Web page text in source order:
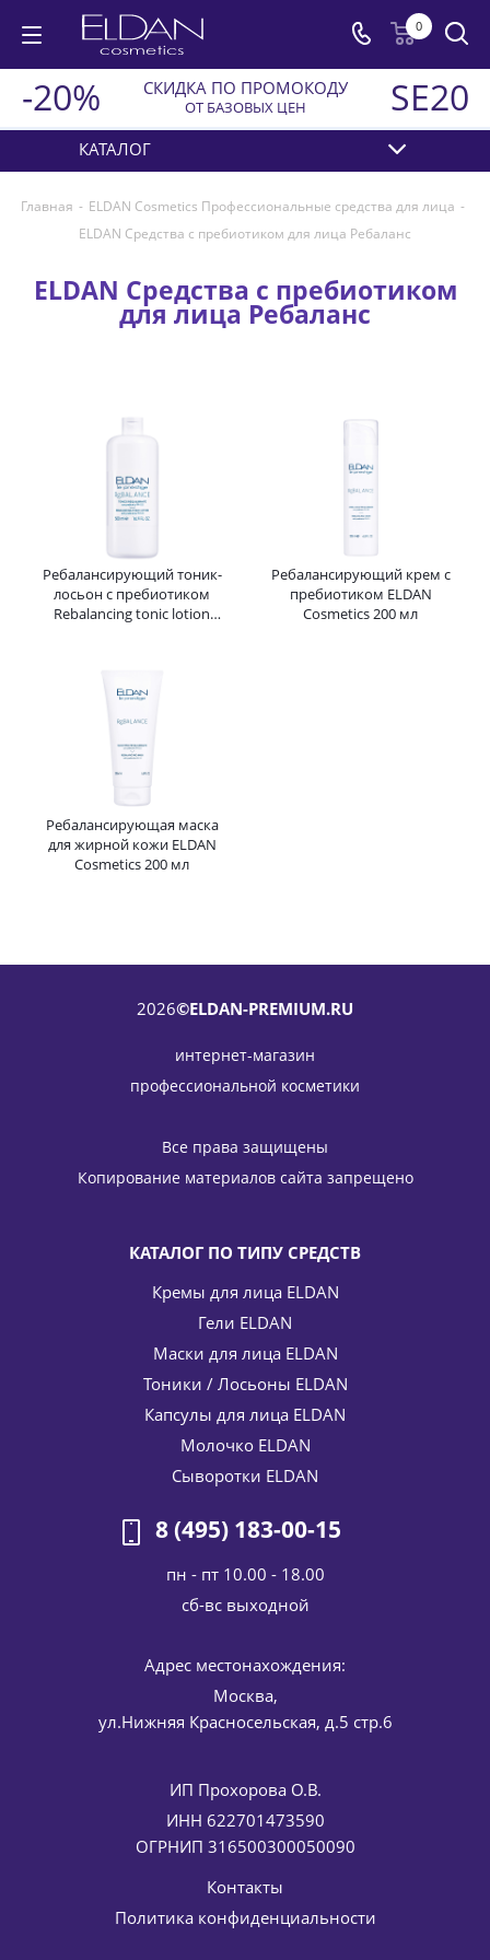
0
-20% СКИДКА ПО ПРОМОКОДУ
ОТ БАЗОВЫХ ЦЕН SE20
КАТАЛОГ
Главная - ELDAN Cosmetics Профессиональные средства для лица -
ELDAN Средства с пребиотиком для лица Ребаланс
ELDAN Средства с пребиотиком
для лица Ребаланс
Ребалансирующий тоник-
лосьон с пребиотиком
Rebalancing tonic lotion
Ребалансирующий крем с
пребиотиком ELDAN
Cosmetics 200 мл
Ребалансирующая маска
для жирной кожи ELDAN
Cosmetics 200 мл
2026©ELDAN-PREMIUM.RU
интернет-магазин
профессиональной косметики
Все права защищены
Копирование материалов сайта запрещено
КАТАЛОГ ПО ТИПУ СРЕДСТВ
Кремы для лица ELDAN
Гели ELDAN
Маски для лица ELDAN
Тоники / Лосьоны ELDAN
Капсулы для лица ELDAN
Молочко ELDAN
Сыворотки ELDAN
8 (495) 183-00-15
пн - пт 10.00 - 18.00
cб-вс выходной
Адрес местонахождения:
Москва,
ул.Нижняя Красносельская, д.5 стр.6
ИП Прохорова О.В.
ИНН 622701473590
ОГРНИП 316500300050090
Контакты
Политика конфиденциальности